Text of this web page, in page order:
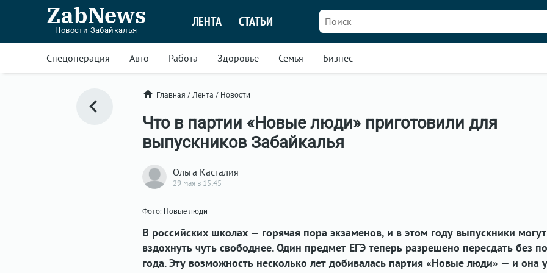
ZabNews
Новости Забайкалья
ЛЕНТА СТАТЬИ
Спецоперация Авто Работа Здоровье Семья Бизнес
Главная / Лента / Новости
Что в партии «Новые люди» приготовили для
выпускников Забайкалья
Ольга Касталия
29 мая в 15:45
Фото: Новые люди
В российских школах — горячая пора экзаменов, и в этом году выпускники могут
вздохнуть чуть свободнее. Один предмет ЕГЭ теперь разрешено пересдать без
года. Эту возможность несколько лет добивалась партия «Новые люди» — и она